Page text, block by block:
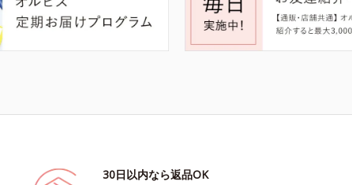
30日以内なら返品OK